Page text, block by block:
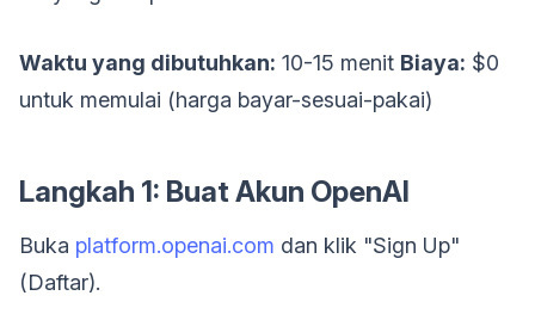
Waktu yang dibutuhkan: 10-15 menit Biaya: $0
untuk memulai (harga bayar-sesuai-pakai)
Langkah 1: Buat Akun OpenAI
Buka platform.openai.com dan klik "Sign Up"
(Daftar).